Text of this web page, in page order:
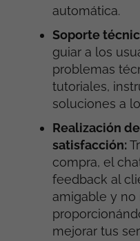
automática.
Soporte
guiar a los
problemas
tutoriales,
soluciones a
Realización
satisfacción:
compra, el
feedback al
amigable y no
mejorar tus